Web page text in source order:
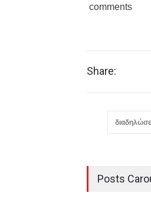
comments
Share:
Posts